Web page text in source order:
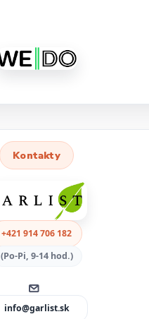
Kontakty
+421 914 706 182
(Po-Pi, 9-14 hod.)
info@garlist.sk